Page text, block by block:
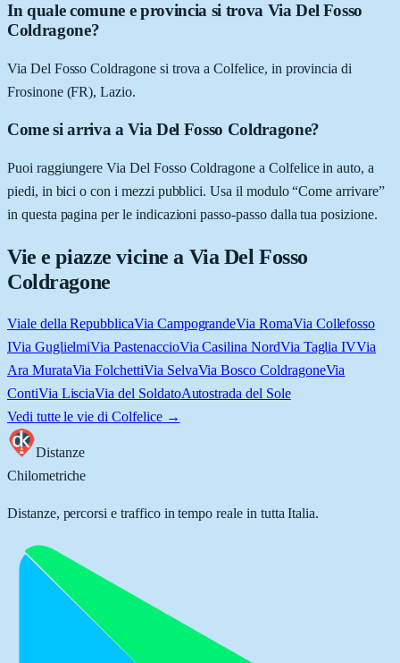
In quale comune e provincia si trova Via Del Fosso
Coldragone?
Via Del Fosso Coldragone si trova a Colfelice, in provincia di
Frosinone (FR), Lazio.
Come si arriva a Via Del Fosso Coldragone?
Puoi raggiungere Via Del Fosso Coldragone a Colfelice in auto, a
piedi, in bici o con i mezzi pubblici. Usa il modulo “Come arrivare”
in questa pagina per le indicazioni passo-passo dalla tua posizione.
Vie e piazze vicine a Via Del Fosso
Coldragone
Viale della RepubblicaVia CampograndeVia RomaVia Collefosso
IVia GuglielmiVia PastenaccioVia Casilina NordVia Taglia IVVia
Ara MurataVia FolchettiVia SelvaVia Bosco ColdragoneVia
ContiVia LisciaVia del SoldatoAutostrada del Sole
Vedi tutte le vie di Colfelice→
Distanze
Chilometriche
Distanze, percorsi e traffico in tempo reale in tutta Italia.